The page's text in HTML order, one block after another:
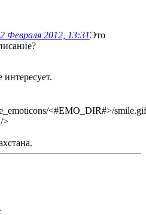
2012, 13:31Это
<#EMO_DIR#>/
>